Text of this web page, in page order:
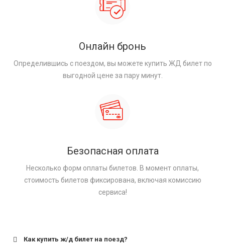
Онлайн бронь
Определившись с поездом, вы можете купить ЖД билет по
выгодной цене за пару минут.
Безопасная оплата
Несколько форм оплаты билетов. В момент оплаты,
стоимость билетов фиксирована, включая комиссию
сервиса!
Как купить ж/д билет на поезд?